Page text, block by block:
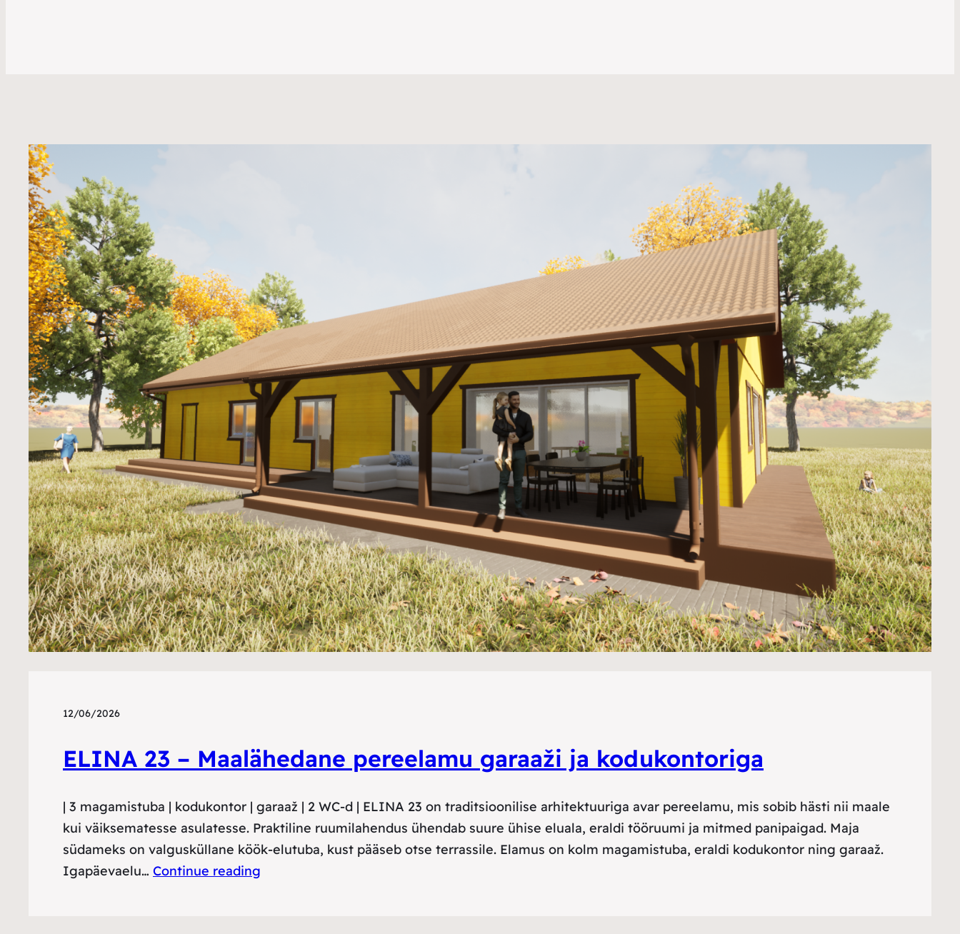
12/06/2026
ELINA 23 – Maalähedane pereelamu garaaži ja kodukontoriga
| 3 magamistuba | kodukontor | garaaž | 2 WC-d | ELINA 23 on traditsioonilise arhitektuuriga avar pereelamu, mis sobib hästi nii maale
kui väiksematesse asulatesse. Praktiline ruumilahendus ühendab suure ühise eluala, eraldi tööruumi ja mitmed panipaigad. Maja
südameks on valgusküllane köök-elutuba, kust pääseb otse terrassile. Elamus on kolm magamistuba, eraldi kodukontor ning garaaž.
Igapäevaelu… Continue reading